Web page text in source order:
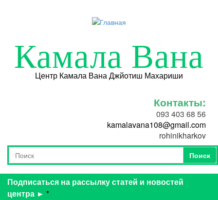
Камала Вана
Центр Камала Вана Джйотиш Махариши
Контакты:
093 403 68 56
kamalavana108@gmail.com
rohinikharkov
Форма поиска
Поиск
Поиск
Подписаться на рассылку статей и новостей
центра ► *